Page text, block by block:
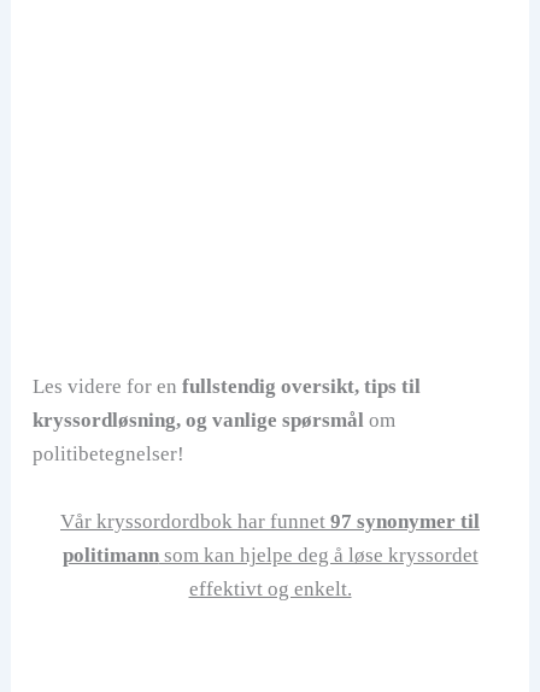
Les videre for en fullstendig oversikt, tips til
kryssordløsning, og vanlige spørsmålom
politibetegnelser!
Vår kryssordordbok har funnet 97 synonymer til
politimannsom kan hjelpe deg å løse kryssordet
effektivt og enkelt.